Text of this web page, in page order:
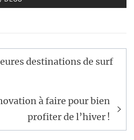
destinations de surf
à faire pour bien
profiter de l’hiver !